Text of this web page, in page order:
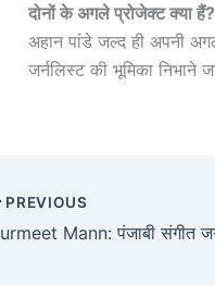
दोनों के अगले प्रोजेक्ट क्या हैं?
अहान पांडे जल्द ही अपनी
जर्नलिस्ट की भूमिका निभाने
PREVIOUS